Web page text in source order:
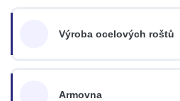
Výroba ocelových roštů
Armovna